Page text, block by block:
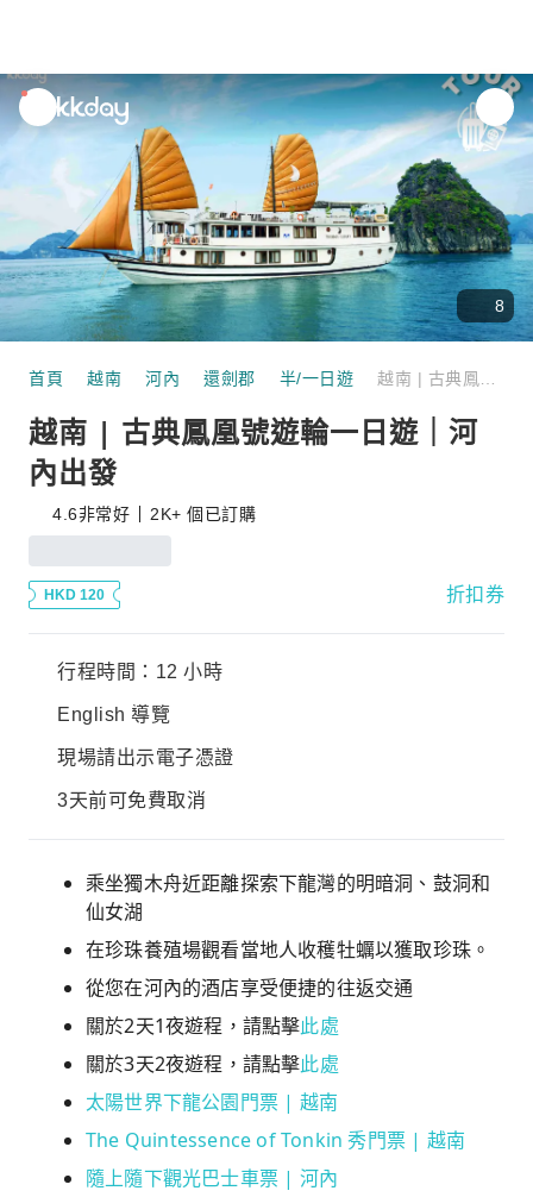
unread
notifications
8
首頁 越南 河內 還劍郡 半/一日遊
越南 | 古典鳳凰號遊輪一日遊｜河
內出發
4.6非常好 2K+ 個已訂購
HKD 120 折扣券
行程時間：12 小時
English 導覽
現場請出示電子憑證
3天前可免費取消
乘坐獨木舟近距離探索下龍灣的明暗洞、鼓洞和
仙女湖
在珍珠養殖場觀看當地人收穫牡蠣以獲取珍珠。
從您在河內的酒店享受便捷的往返交通
關於2天1夜遊程，請點擊此處
關於3天2夜遊程，請點擊此處
太陽世界下龍公園門票 | 越南
The Quintessence of Tonkin 秀門票 | 越南
隨上隨下觀光巴士車票 | 河內